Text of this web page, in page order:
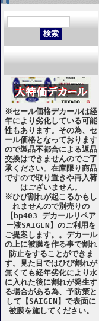
※セール価格デカールは経
年により劣化している可能
性もあります。その為、セ
ール価格となっております
ので製品不都合による返品
交換はできませんのでご了
承ください。在庫限り商品
ですので取り置きや再入荷
はございません。
※ひび割れが起こるかもし
れませんので別売りの
【bp403 デカールリペア
ー液SAIGEN】のご利用を
ご提案します。。デカール
の上に被膜を作る事で割れ
防止をすることができま
す。見た目ではひび割れが
無くても経年劣化により水
に入れた後に割れが発生す
る場合がある為、予防策と
して【SAIGEN】で表面に
被膜を施してください。